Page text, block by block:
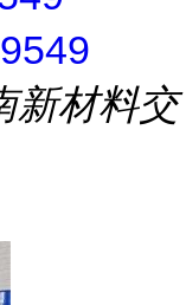
新材料交